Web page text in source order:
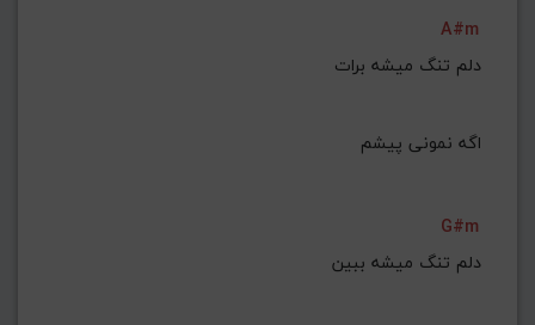
A#m
دلم تنگ میشه برات
G#m
دلم تنگ میشه ببین